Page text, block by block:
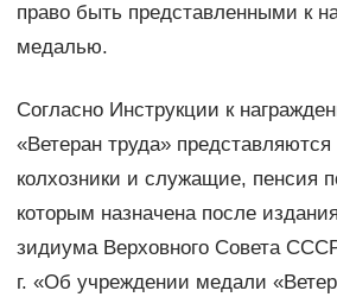
право быть представленными к
медалью.
Согласно Инструкции к
«Ветеран труда»
колхозники и служащие, пен­сия
которым назначена после
зидиума Верховного Совета
г. «Об учреждении медали